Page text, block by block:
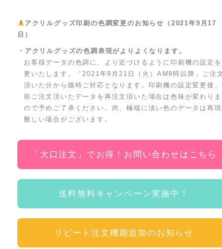
アクリルグッズ印刷の色調変更のお知らせ（2021年9月17
日）
・アクリルグッズの色調表現がよりよくなります。
お客様データの色調に、より近づけるように印刷機の設定
更いたします。「2021年9月21日（火）AM9時以降」ご注
頂いた分から随時ご対応となります。印刷機の設定変更後
前ご注文頂いたデータを再注文頂いた場合は色味が変わり
ので予めご了承ください。尚、極端に淡い色のデータは再
難しい場合がございます。
「大口注文」でお得！お問い合わせはこちら
送料無料キャンペーン実施中！
リピート注文機能追加のお知らせ